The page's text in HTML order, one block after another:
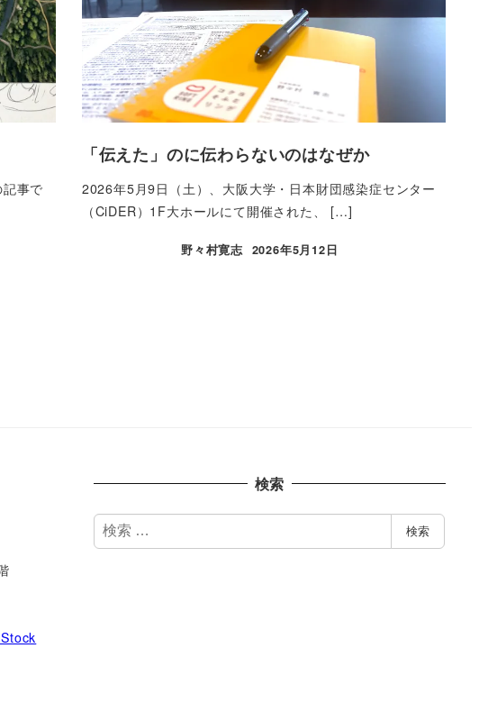
事で
「伝えた」のに伝わらないのはなぜか
2026年5月9日（土）、大阪大学・日本財団感染症センター
（CiDER）1F大ホールにて開催された、 […]
野々村寛志 2026年5月12日
検索
検
索
検索